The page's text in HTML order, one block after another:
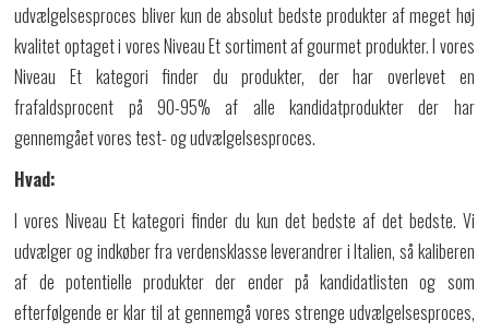
udvælgelsesproces bliver kun de absolut bedste produkter af meget høj
kvalitet optaget i vores Niveau Et sortiment af gourmet produkter. I vores
Niveau Et kategori finder du produkter, der har overlevet en
frafaldsprocent på 90-95% af alle kandidatprodukter der har
gennemgået vores test- og udvælgelsesproces.
Hvad:
I vores Niveau Et kategori finder du kun det bedste af det bedste. Vi
udvælger og indkøber fra verdensklasse leverandrer i Italien, så kaliberen
af de potentielle produkter der ender på kandidatlisten og som
efterfølgende er klar til at gennemgå vores strenge udvælgelsesproces,